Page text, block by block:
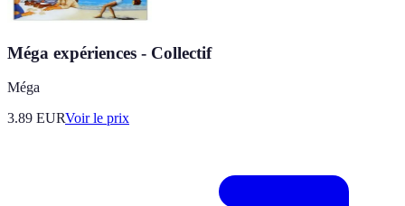
Méga expériences - Collectif
Méga
3.89 EURVoir le prix